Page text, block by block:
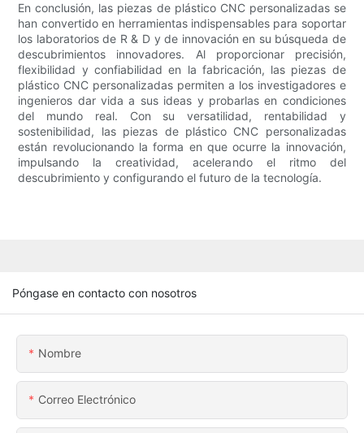
En conclusión, las piezas de plástico CNC personalizadas se
han convertido en herramientas indispensables para soportar
los laboratorios de R & D y de innovación en su búsqueda de
descubrimientos innovadores. Al proporcionar precisión,
flexibilidad y confiabilidad en la fabricación, las piezas de
plástico CNC personalizadas permiten a los investigadores e
ingenieros dar vida a sus ideas y probarlas en condiciones
del mundo real. Con su versatilidad, rentabilidad y
sostenibilidad, las piezas de plástico CNC personalizadas
están revolucionando la forma en que ocurre la innovación,
impulsando la creatividad, acelerando el ritmo del
descubrimiento y configurando el futuro de la tecnología.
Póngase en contacto con nosotros
Nombre
Correo Electrónico